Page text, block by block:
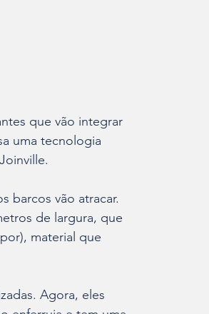
que vão integrar
uma tecnologia
barcos vão atracar.
de largura, que
material que
Agora, eles